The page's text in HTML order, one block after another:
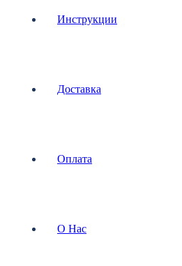
Инструкции
Доставка
Оплата
О Нас